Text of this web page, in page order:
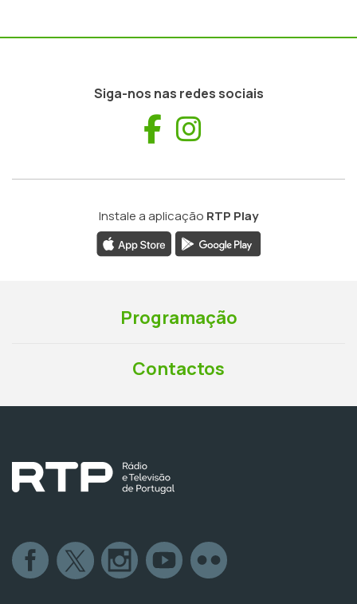
Siga-nos nas redes sociais
Facebook
Instale a aplicação RTP Play
Programação
Contactos